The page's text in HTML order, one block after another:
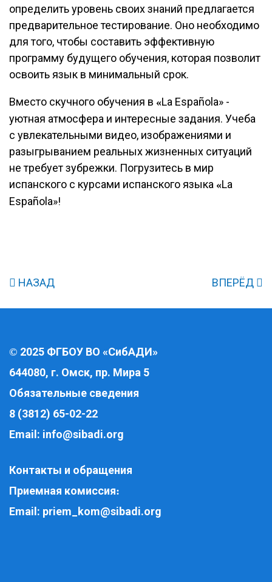
определить уровень своих знаний предлагается
предварительное тестирование. Оно необходимо
для того, чтобы составить эффективную
программу будущего обучения, которая позволит
освоить язык в минимальный срок.
Вместо скучного обучения в «La Española» -
уютная атмосфера и интересные задания. Учеба
с увлекательными видео, изображениями и
разыгрыванием реальных жизненных ситуаций
не требует зубрежки. Погрузитесь в мир
испанского с курсами испанского языка «La
Española»!
НАЗАД ВПЕРЁД
© 2025 ФГБОУ ВО «СибАДИ»
644080, г. Омск, пр. Мира 5
Обязательные сведения
8 (3812) 65-02-22
Email: info@sibadi.org
Контакты и обращения
Приемная комиссия:
Email: priem_kom@sibadi.org